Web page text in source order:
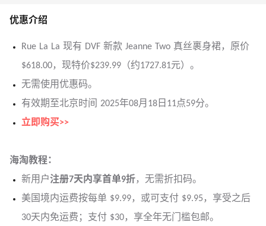
优惠介绍
Rue La La 现有 DVF 新款 Jeanne Two 真丝裹身裙，原价
$618.00，现特价$239.99（约1727.81元）。
无需使用优惠码。
有效期至北京时间 2025年08月18日11点59分。
立即购买>>
海淘教程：
新用户注册7天内享首单9折，无需折扣码。
美国境内运费按每单 $9.99，或可支付 $9.95，享受之后
30天内免运费；支付 $30，享全年无门槛包邮。